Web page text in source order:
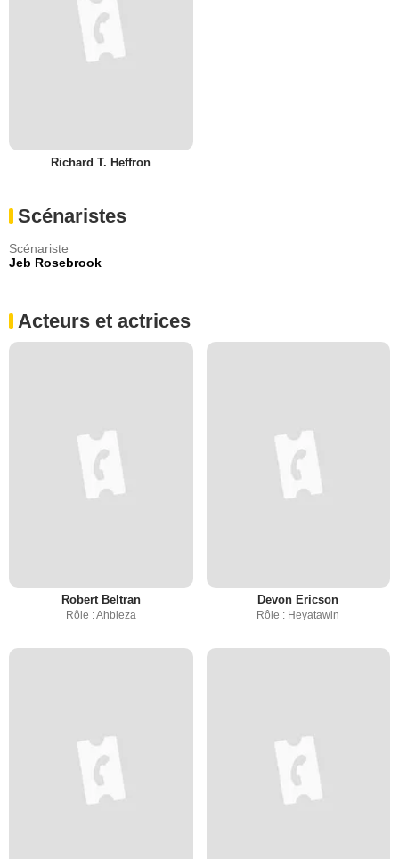
Richard T. Heffron
Scénaristes
Scénariste
Jeb Rosebrook
Acteurs et actrices
Robert Beltran
Rôle : Ahbleza
Devon Ericson
Rôle : Heyatawin